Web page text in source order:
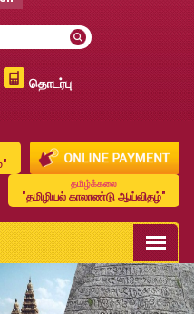
தொடர்பு
தமிழ்க்கலை
"தமிழியல் காலாண்டு ஆய்விதழ்"